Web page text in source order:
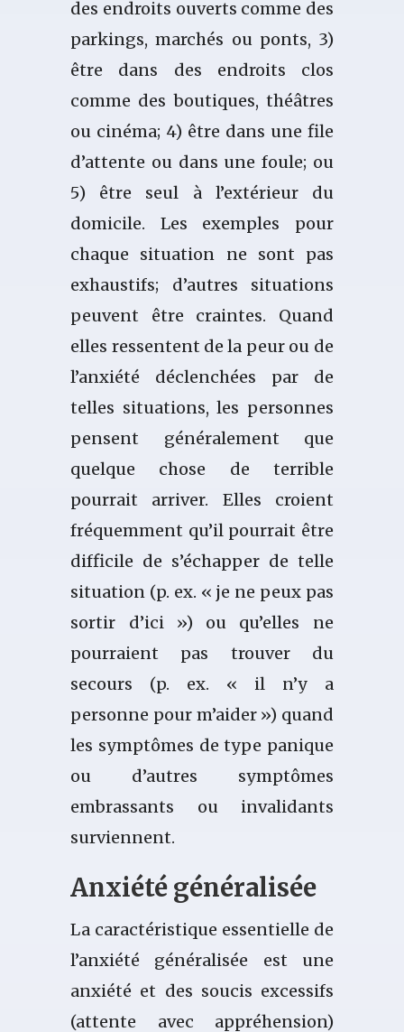
des endroits ouverts comme des
parkings, marchés ou ponts, 3)
être dans des endroits clos
comme des boutiques, théâtres
ou cinéma; 4) être dans une file
d’attente ou dans une foule; ou
5) être seul à l’extérieur du
domicile. Les exemples pour
chaque situation ne sont pas
exhaustifs; d’autres situations
peuvent être craintes. Quand
elles ressentent de la peur ou de
l’anxiété déclenchées par de
telles situations, les personnes
pensent généralement que
quelque chose de terrible
pourrait arriver. Elles croient
fréquemment qu’il pourrait être
difficile de s’échapper de telle
situation (p. ex. « je ne peux pas
sortir d’ici ») ou qu’elles ne
pourraient pas trouver du
secours (p. ex. « il n’y a
personne pour m’aider ») quand
les symptômes de type panique
ou d’autres symptômes
embrassants ou invalidants
surviennent.
Anxiété généralisée
La caractéristique essentielle de
l’anxiété généralisée est une
anxiété et des soucis excessifs
(attente avec appréhension)